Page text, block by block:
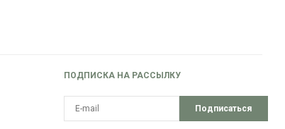
ПОДПИСКА НА РАССЫЛКУ
Подписаться